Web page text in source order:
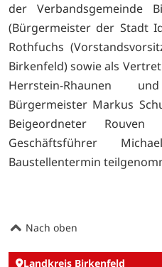
der Verbandsgemeinde
(Bürgermeister der Stadt
Rothfuchs
Birkenfeld) sowie als
Herrstein-Rhaunen
Bürgermeister Markus
Beigeordneter
Geschäftsführer
Baustellentermin
Nach oben
Landkreis Birkenfeld